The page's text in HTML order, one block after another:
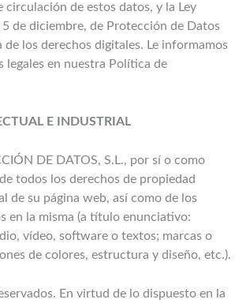
circulación de estos datos, y la Ley
de diciembre, de Protección de Datos
de los derechos digitales. Le informamos
legales en nuestra Política de
E INDUSTRIAL
DE DATOS, S.L., por sí o como
todos los derechos de propiedad
de su página web, así como de los
en la misma (a título enunciativo:
vídeo, software o textos; marcas o
de colores, estructura y diseño, etc.).
En virtud de lo dispuesto en la